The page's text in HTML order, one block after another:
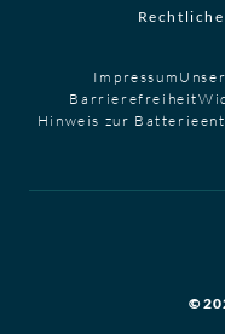
Impressum
Barrierefreiheit
Hinweis zur
©